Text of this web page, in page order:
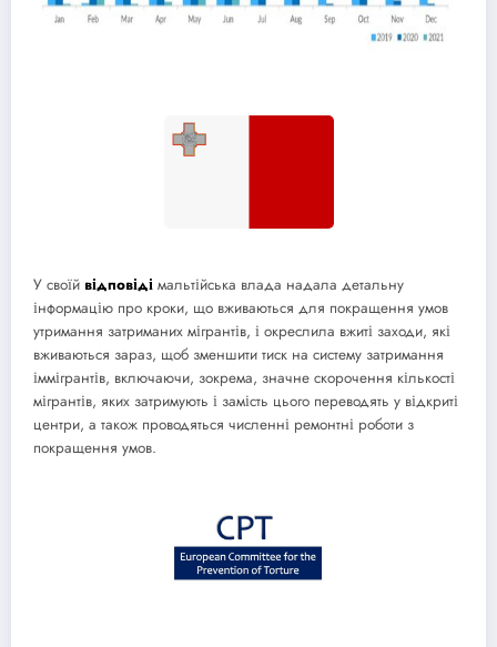
У своїй відповіді мальтійська влада надала детальну
інформацію про кроки, що вживаються для покращення умов
утримання затриманих мігрантів, і окреслила вжиті заходи, які
вживаються зараз, щоб зменшити тиск на систему затримання
іммігрантів, включаючи, зокрема, значне скорочення кількості
мігрантів, яких затримують і замість цього переводять у відкриті
центри, а також проводяться численні ремонтні роботи з
покращення умов.